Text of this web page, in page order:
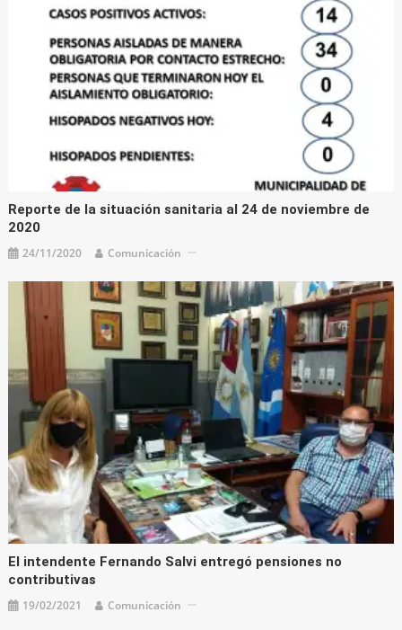
Reporte de la situación sanitaria al 24 de noviembre de
2020
24/11/2020 Comunicación
El intendente Fernando Salvi entregó pensiones no
contributivas
19/02/2021 Comunicación